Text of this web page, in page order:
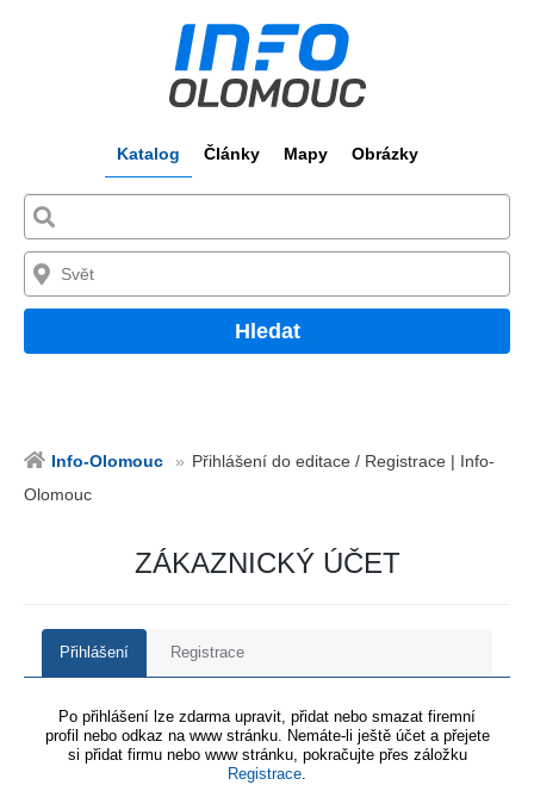
Katalog Články Mapy Obrázky
Hledat
Info-Olomouc
Přihlášení do editace / Registrace | Info-
Olomouc
ZÁKAZNICKÝ ÚČET
Přihlášení Registrace
Po přihlášení lze zdarma upravit, přidat nebo smazat firemní
profil nebo odkaz na www stránku. Nemáte-li ještě účet a přejete
si přidat firmu nebo www stránku, pokračujte přes záložku
Registrace.